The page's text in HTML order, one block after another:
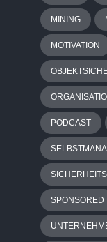
MINING
MOTIVATION
PODCAST
SPONSORED